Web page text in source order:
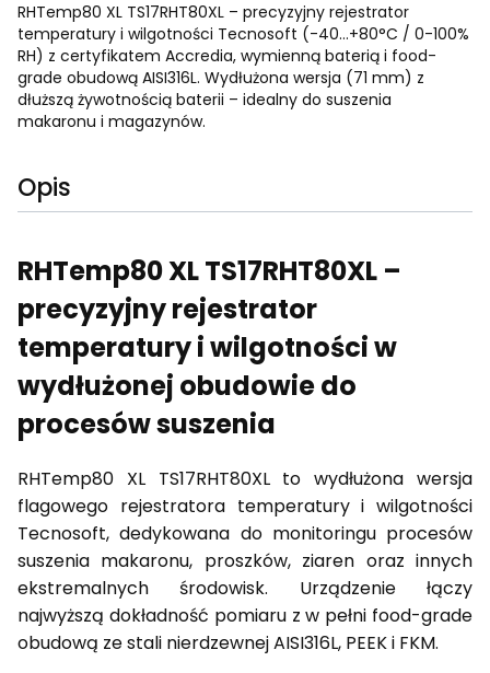
RHTemp80 XL TS17RHT80XL – precyzyjny rejestrator
temperatury i wilgotności Tecnosoft (-40…+80°C / 0-100%
RH) z certyfikatem Accredia, wymienną baterią i food-
grade obudową AISI316L. Wydłużona wersja (71 mm) z
dłuższą żywotnością baterii – idealny do suszenia
makaronu i magazynów.
Opis
RHTemp80 XL TS17RHT80XL –
precyzyjny rejestrator
temperatury i wilgotności w
wydłużonej obudowie do
procesów suszenia
RHTemp80 XL TS17RHT80XL to wydłużona wersja
flagowego rejestratora temperatury i wilgotności
Tecnosoft, dedykowana do monitoringu procesów
suszenia makaronu, proszków, ziaren oraz innych
ekstremalnych środowisk. Urządzenie łączy
najwyższą dokładność pomiaru z w pełni food-grade
obudową ze stali nierdzewnej AISI316L, PEEK i FKM.